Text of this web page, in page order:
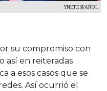
YNETESPAÑOL
su compromiso con
así en reiteradas
a esos casos que se
Así ocurrió el